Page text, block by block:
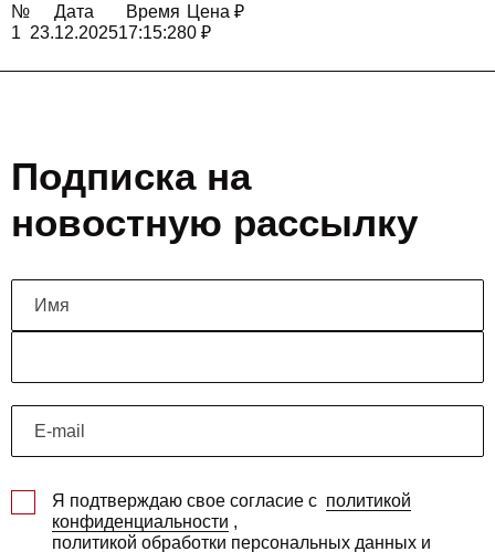
№ Дата Время Цена ₽
1 23.12.202517:15:280 ₽
Подписка на
новостную рассылку
Я подтверждаю свое согласие с политикой
конфиденциальности ,
политикой обработки персональных данных и